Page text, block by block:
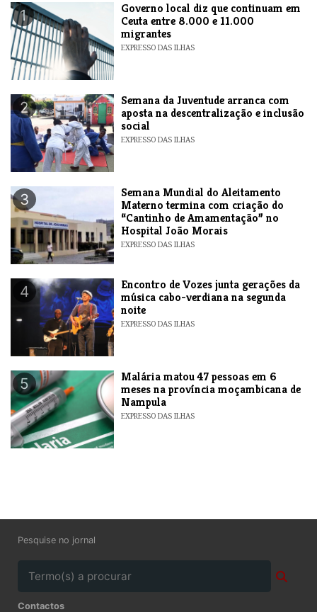
1
​Governo local diz que continuam em
Ceuta entre 8.000 e 11.000
migrantes
EXPRESSO DAS ILHAS
2
Semana da Juventude arranca com
aposta na descentralização e inclusão
social
EXPRESSO DAS ILHAS
3
Semana Mundial do Aleitamento
Materno termina com criação do
“Cantinho de Amamentação” no
Hospital João Morais
EXPRESSO DAS ILHAS
4
Encontro de Vozes junta gerações da
música cabo-verdiana na segunda
noite
EXPRESSO DAS ILHAS
5
​Malária matou 47 pessoas em 6
meses na província moçambicana de
Nampula
EXPRESSO DAS ILHAS
Pesquise no jornal
Contactos